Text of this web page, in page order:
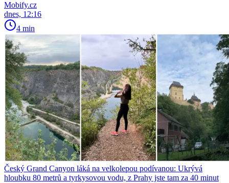
Mobify.cz
dnes, 12:16
4 min
Český Grand Canyon láká na velkolepou podívanou: Ukrývá
hloubku 80 metrů a tyrkysovou vodu, z Prahy jste tam za 40 minut